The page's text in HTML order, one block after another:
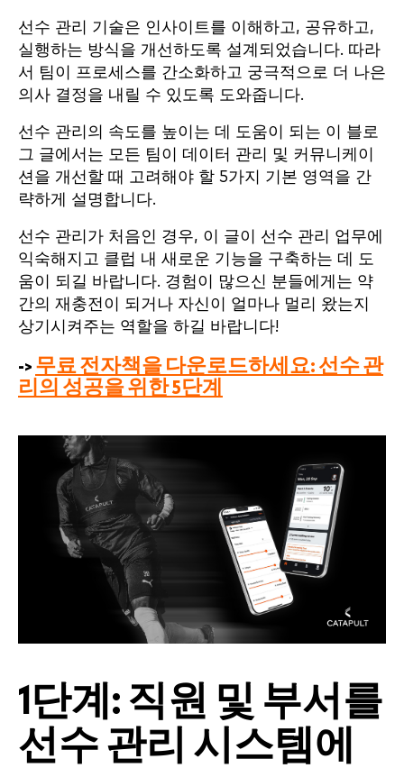
선수 관리 기술은 인사이트를 이해하고, 공유하고,
실행하는 방식을 개선하도록 설계되었습니다. 따라
서 팀이 프로세스를 간소화하고 궁극적으로 더 나은
의사 결정을 내릴 수 있도록 도와줍니다.
선수 관리의 속도를 높이는 데 도움이 되는 이 블로
그 글에서는 모든 팀이 데이터 관리 및 커뮤니케이
션을 개선할 때 고려해야 할 5가지 기본 영역을 간
략하게 설명합니다.
선수 관리가 처음인 경우, 이 글이 선수 관리 업무에
익숙해지고 클럽 내 새로운 기능을 구축하는 데 도
움이 되길 바랍니다. 경험이 많으신 분들에게는 약
간의 재충전이 되거나 자신이 얼마나 멀리 왔는지
상기시켜주는 역할을 하길 바랍니다!
-> 무료 전자책을 다운로드하세요: 선수 관
리의 성공을 위한 5단계
1단계: 직원 및 부서를
선수 관리 시스템에